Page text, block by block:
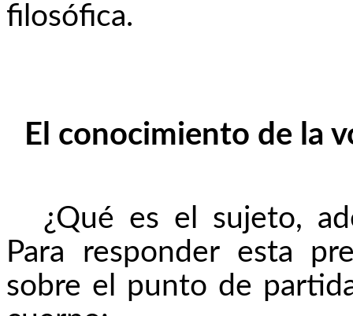
filosófica.
El conocimiento de la
¿Qué es el sujeto,
Para responder esta
sobre el punto de